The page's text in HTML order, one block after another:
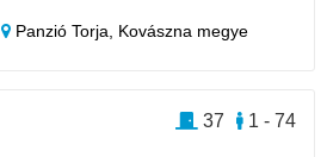
Panzió Torja, Kovászna megye
1 - 74
37